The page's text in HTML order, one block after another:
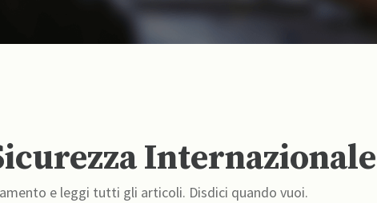
Internazionale
e leggi tutti gli articoli. Disdici quando vuoi.